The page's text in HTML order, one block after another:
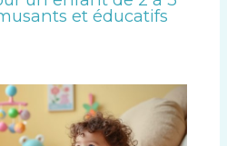
et éducatifs